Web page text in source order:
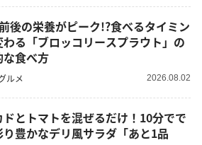
後の栄養がピーク!?食べるタイミン
る「ブロッコリースプラウト」の
な食べ方
ルメ 2026.08.02
ドとトマトを混ぜるだけ！10分でで
り豊かなデリ風サラダ「あと1品